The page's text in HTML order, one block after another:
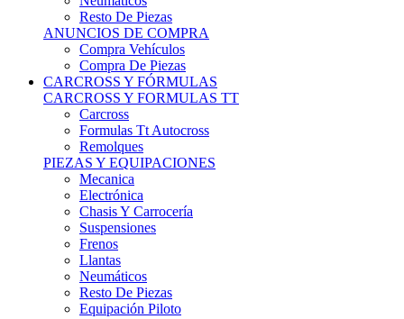
ANUNCIOS DE COMPRA
Compra Vehículos
Compra De Piezas
CARCROSS Y FÓRMULAS
CARCROSS Y FORMULAS TT
Carcross
Formulas Tt Autocross
Remolques
PIEZAS Y EQUIPACIONES
Mecanica
Electrónica
Chasis Y Carrocería
Suspensiones
Frenos
Llantas
Neumáticos
Resto De Piezas
Equipación Piloto
ANUNCIOS DE COMPRA